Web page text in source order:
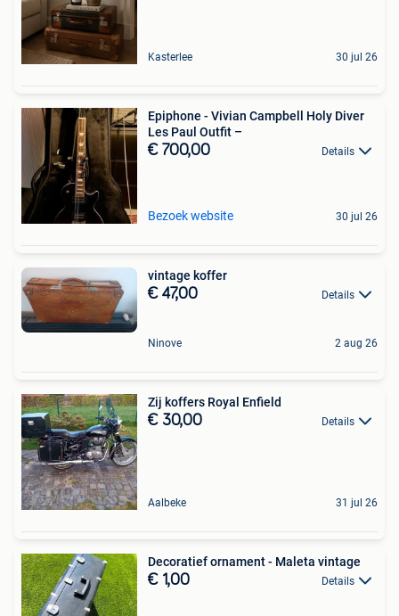
Kasterlee 30 jul 26
Epiphone - Vivian Campbell Holy Diver
Les Paul Outfit –
€ 700,00 Details
Bezoek website 30 jul 26
vintage koffer
€ 47,00 Details
Ninove 2 aug 26
Zij koffers Royal Enfield
€ 30,00 Details
Aalbeke 31 jul 26
Decoratief ornament - Maleta vintage
€ 1,00 Details